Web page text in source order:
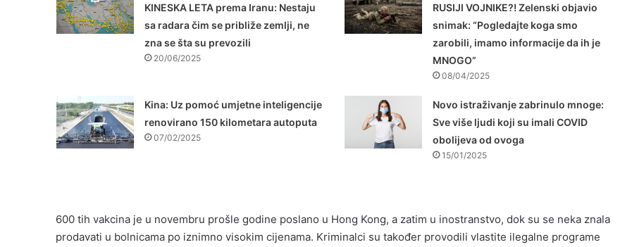
KINESKA LETA prema Iranu: Nestaju
sa radara čim se približe zemlji, ne
zna se šta su prevozili
20/06/2025
RUSIJI VOJNIKE?! Zelenski objavio
snimak: “Pogledajte koga smo
zarobili, imamo informacije da ih je
MNOGO”
08/04/2025
Kina: Uz pomoć umjetne inteligencije
renovirano 150 kilometara autoputa
07/02/2025
Novo istraživanje zabrinulo mnoge:
Sve više ljudi koji su imali COVID
obolijeva od ovoga
15/01/2025
600 tih vakcina je u novembru prošle godine poslano u Hong Kong, a zatim u inostranstvo, dok su se neka znala
prodavati u bolnicama po iznimno visokim cijenama. Kriminalci su također provodili vlastite ilegalne programe